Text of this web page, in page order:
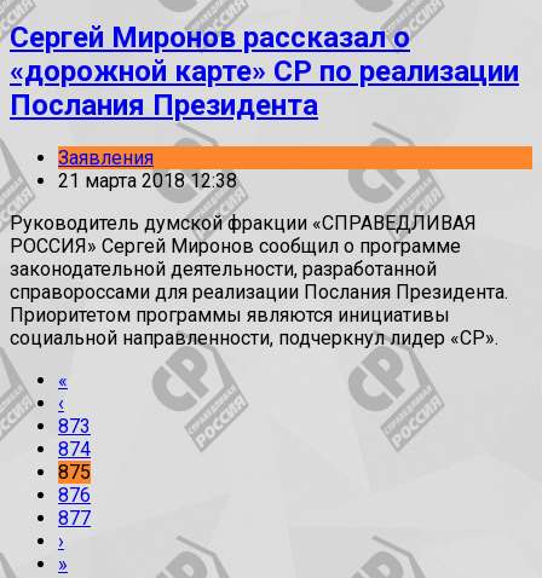
Сергей Миронов рассказал о
«дорожной карте» СР по реализации
Послания Президента
Заявления
21 марта 2018 12:38
Руководитель думской фракции «СПРАВЕДЛИВАЯ
РОССИЯ» Сергей Миронов сообщил о программе
законодательной деятельности, разработанной
справороссами для реализации Послания Президента.
Приоритетом программы являются инициативы
социальной направленности, подчеркнул лидер «СР».
«
‹
873
874
875
876
877
›
»